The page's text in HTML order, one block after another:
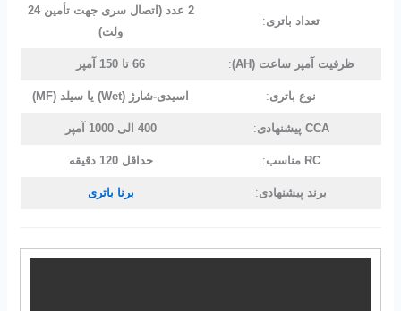
تعداد باتری:
2 عدد (اتصال سری جهت تأمین 24
ولت)
ظرفیت آمپر ساعت (AH) : 66 تا 150 آمپر
نوع باتری: اسیدی-شارژ (Wet) یا سیلد (MF)
CCA پیشنهادی : 400 الی 1000 آمپر
RC مناسب : حداقل 120 دقیقه
برند پیشنهادی: برنا باتری